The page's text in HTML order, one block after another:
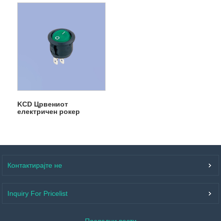
KCD Црвениот
електричен рокер
Контактирајте не
Inquiry For Pricelist